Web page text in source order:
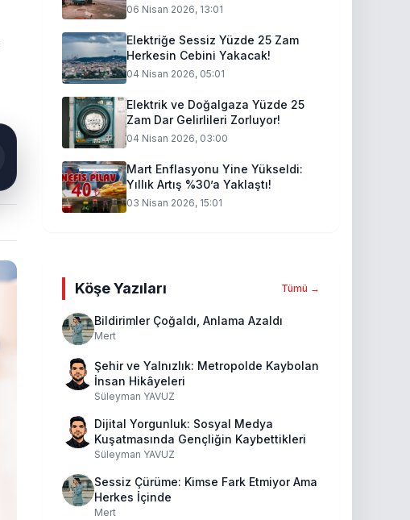
06 Nisan 2026, 13:01
Elektriğe Sessiz Yüzde 25 Zam
Herkesin Cebini Yakacak!
04 Nisan 2026, 05:01
Elektrik ve Doğalgaza Yüzde 25
Zam Dar Gelirlileri Zorluyor!
04 Nisan 2026, 03:00
Mart Enflasyonu Yine Yükseldi:
Yıllık Artış %30’a Yaklaştı!
03 Nisan 2026, 15:01
Köşe Yazıları Tümü →
Bildirimler Çoğaldı, Anlama Azaldı
Mert
Şehir ve Yalnızlık: Metropolde Kaybolan
İnsan Hikâyeleri
Süleyman YAVUZ
Dijital Yorgunluk: Sosyal Medya
Kuşatmasında Gençliğin Kaybettikleri
Süleyman YAVUZ
Sessiz Çürüme: Kimse Fark Etmiyor Ama
Herkes İçinde
Mert